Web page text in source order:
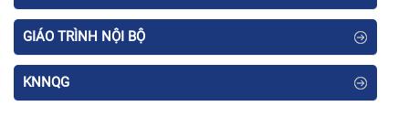
GIÁO TRÌNH NỘI BỘ
KNNQG